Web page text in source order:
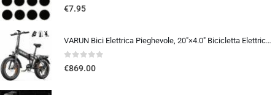
0out of 5
€7.95
VARUN Bici Elettrica Pieghevole, 20″×4.0″ Bicicletta Elettrica da 48V 13Ah Batteria Rimovibile, Autonomia di 60-120 km, Fat B
0out of 5
€869.00